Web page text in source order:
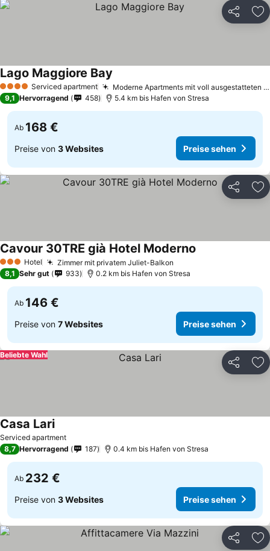
Teilen
4 Sterne Serviced apartment Moderne Apartments mit voll ausgestatteten Küchen
Lago Maggiore Bay
9,1 Hervorragend 458 5.4 km bis Hafen von Stresa
Ab 168 €
Preise von 3 Websites Preise sehen
Teilen
3 SterneHotel Zimmer mit privatem Juliet-Balkon
Cavour 30TRE già Hotel Moderno
8,1 Sehr gut 933 0.2 km bis Hafen von Stresa
Ab 146 €
Preise von 7 Websites Preise sehen
Teilen
Beliebte Wahl
Serviced apartment
Casa Lari
8,7 Hervorragend 187 0.4 km bis Hafen von Stresa
Ab 232 €
Preise von 3 Websites Preise sehen
Teilen